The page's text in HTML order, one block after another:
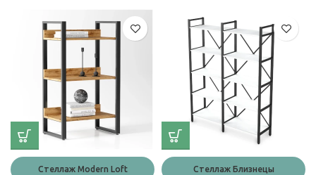
Стеллаж Modern Loft Стеллаж Близнецы